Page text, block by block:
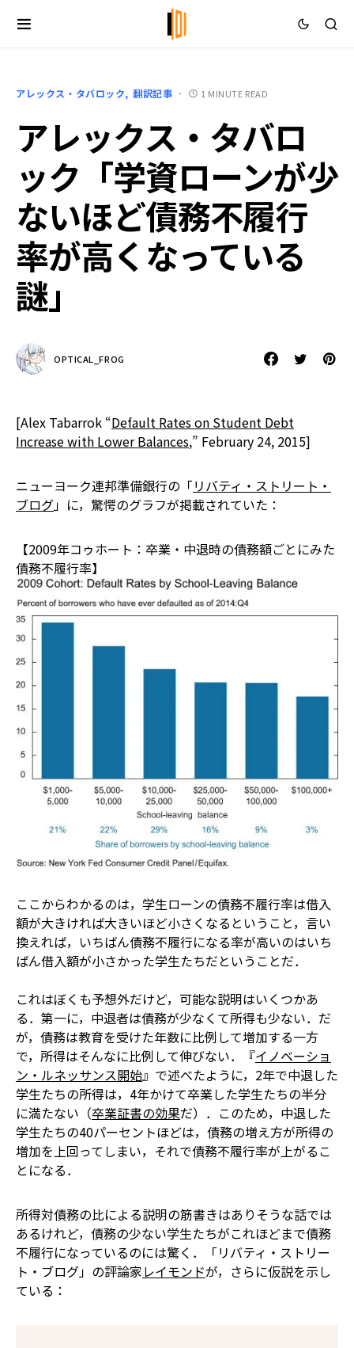
アレックス・タバロック 翻訳記事 1 MINUTE READ
アレックス・タバロ
ック「学資ローンが少
ないほど債務不履行
率が高くなっている
謎」
OPTICAL_FROG
[Alex Tabarrok “Default Rates on Student Debt
Increase with Lower Balances,” February 24, 2015]
ニューヨーク連邦準備銀行の「リバティ・ストリート・
ブログ」に，驚愕のグラフが掲載されていた：
【2009年コゥホート：卒業・中退時の債務額ごとにみた
債務不履行率】
ここからわかるのは，学生ローンの債務不履行率は借入
額が大きければ大きいほど小さくなるということ，言い
換えれば，いちばん債務不履行になる率が高いのはいち
ばん借入額が小さかった学生たちだということだ．
これはぼくも予想外だけど，可能な説明はいくつかあ
る．第一に，中退者は債務が少なくて所得も少ない．だ
が，債務は教育を受けた年数に比例して増加する一方
で，所得はそんなに比例して伸びない．『イノベーショ
ン・ルネッサンス開始』で述べたように，2年で中退した
学生たちの所得は，4年かけて卒業した学生たちの半分
に満たない（卒業証書の効果だ）．このため，中退した
学生たちの40パーセントほどは，債務の増え方が所得の
増加を上回ってしまい，それで債務不履行率が上がるこ
とになる．
所得対債務の比による説明の筋書きはありそうな話では
あるけれど，債務の少ない学生たちがこれほどまで債務
不履行になっているのには驚く．「リバティ・ストリー
ト・ブログ」の評論家レイモンドが，さらに仮説を示し
ている：